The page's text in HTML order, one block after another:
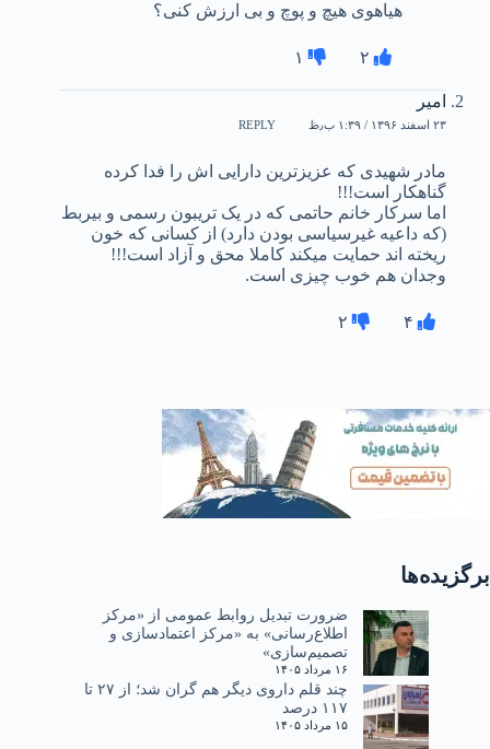
هیاهوی هیچ و پوچ و بی ارزش کنی؟
۲ ۱
امیر
۲۳ اسفند ۱۳۹۶ / ۱:۳۹ ب٫ظ REPLY
مادر شهیدی که عزیزترین دارایی اش را فدا کرده
گناهکار است!!!
اما سرکار خانم حاتمی که در یک تریبون رسمی و بیربط
(که داعیه غیرسیاسی بودن دارد) از کسانی که خون
ریخته اند حمایت میکند کاملا محق و آزاد است!!!
وجدان هم خوب چیزی است.
۴ ۲
برگزیده‌ها
ضرورت تبدیل روابط عمومی از «مرکز
اطلاع‌رسانی» به «مرکز اعتمادسازی و
تصمیم‌سازی»
۱۶ مرداد ۱۴۰۵
چند قلم داروی دیگر هم گران شد؛ از ۲۷ تا
۱۱۷ درصد
۱۵ مرداد ۱۴۰۵